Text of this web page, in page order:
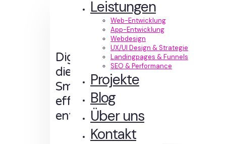
Leistungen
Web-Entwicklung
App-Entwicklung
Webdesign
UX/UI Design & Strategie
Landingpages & Funnels
SEO & Performance
Projekte
Blog
Über uns
Kontakt
Digitale Erlebnisse,
die Sinn machen.
Smart designt und
effizient
entwickelt.